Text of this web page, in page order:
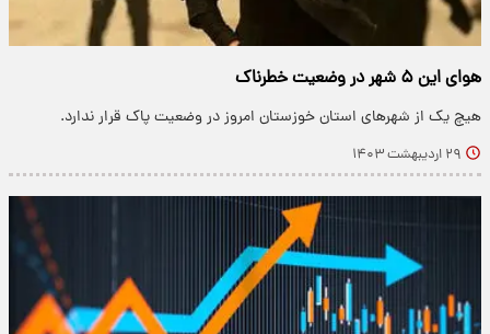
هوای این ۵ شهر در وضعیت خطرناک
هیچ یک از شهرهای استان خوزستان امروز در وضعیت پاک قرار ندارد.
۲۹ اردیبهشت ۱۴۰۳